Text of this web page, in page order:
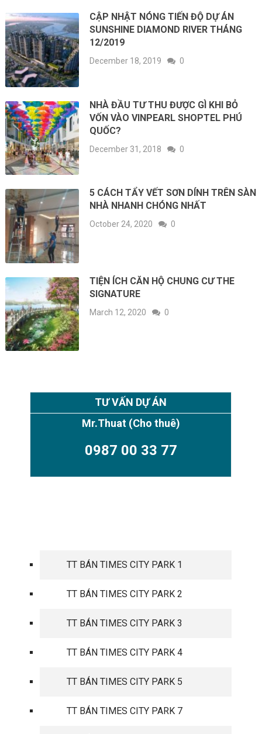
CẬP NHẬT NÓNG TIẾN ĐỘ DỰ ÁN
SUNSHINE DIAMOND RIVER THÁNG
12/2019
December 18, 2019 0
NHÀ ĐẦU TƯ THU ĐƯỢC GÌ KHI BỎ
VỐN VÀO VINPEARL SHOPTEL PHÚ
QUỐC?
December 31, 2018 0
5 CÁCH TẨY VẾT SƠN DÍNH TRÊN SÀN
NHÀ NHANH CHÓNG NHẤT
October 24, 2020 0
TIỆN ÍCH CĂN HỘ CHUNG CƯ THE
SIGNATURE
March 12, 2020 0
TƯ VẤN DỰ ÁN
Mr.Thuat (Cho thuê)
0987 00 33 77
TT BÁN TIMES CITY PARK 1
TT BÁN TIMES CITY PARK 2
TT BÁN TIMES CITY PARK 3
TT BÁN TIMES CITY PARK 4
TT BÁN TIMES CITY PARK 5
TT BÁN TIMES CITY PARK 7